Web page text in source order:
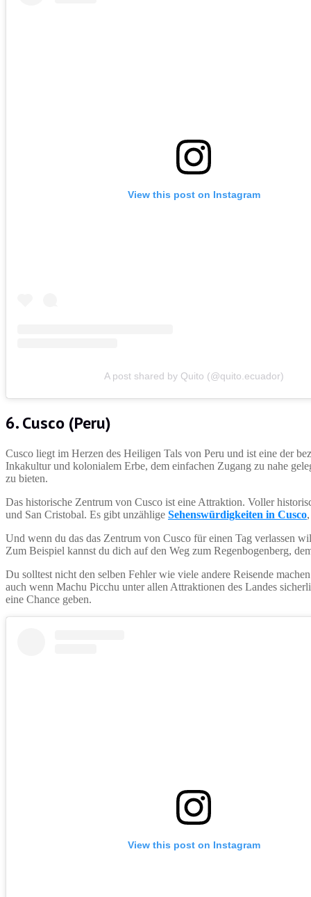
View this post on Instagram
A post shared by Quito (@quito.ecuador)
6. Cusco (Peru)
Cusco liegt im Herzen des Heiligen Tals von Peru und ist eine der
Inkakultur und kolonialem Erbe, dem einfachen Zugang zu nahe
zu bieten.
Das historische Zentrum von Cusco ist eine Attraktion. Voller
und San Cristobal. Es gibt unzählige Sehenswürdigkeiten in Cusco
Und wenn du das das Zentrum von Cusco für einen Tag verlassen
Zum Beispiel kannst du dich auf den Weg zum Regenbogenberg,
Du solltest nicht den selben Fehler wie viele andere Reisende
auch wenn Machu Picchu unter allen Attraktionen des Landes
eine Chance geben.
View this post on Instagram